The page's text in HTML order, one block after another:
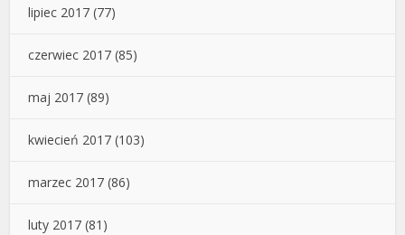
lipiec 2017 (77)
czerwiec 2017 (85)
maj 2017 (89)
kwiecień 2017 (103)
marzec 2017 (86)
luty 2017 (81)